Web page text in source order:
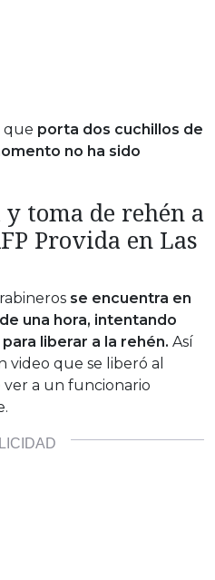
que porta dos cuchillos de
no ha sido
toma de rehén a
Provida en Las
se encuentra en
una hora, intentando
liberar a la rehén. Así
que se liberó al
a un funcionario